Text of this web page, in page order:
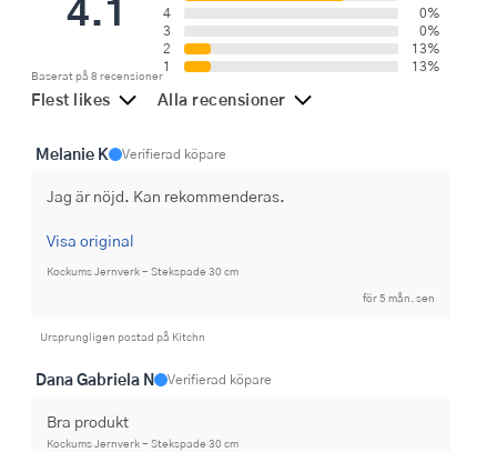
Baserat på 8 recensioner
4
0%
3
0%
2
13%
1
13%
Flest likes Alla recensioner
Melanie K Verifierad köpare
Jag är nöjd. Kan rekommenderas.
Visa original
Kockums Jernverk - Stekspade 30 cm
för 5 mån. sen
Ursprungligen postad på Kitchn
Dana Gabriela N Verifierad köpare
Bra produkt
Kockums Jernverk - Stekspade 30 cm